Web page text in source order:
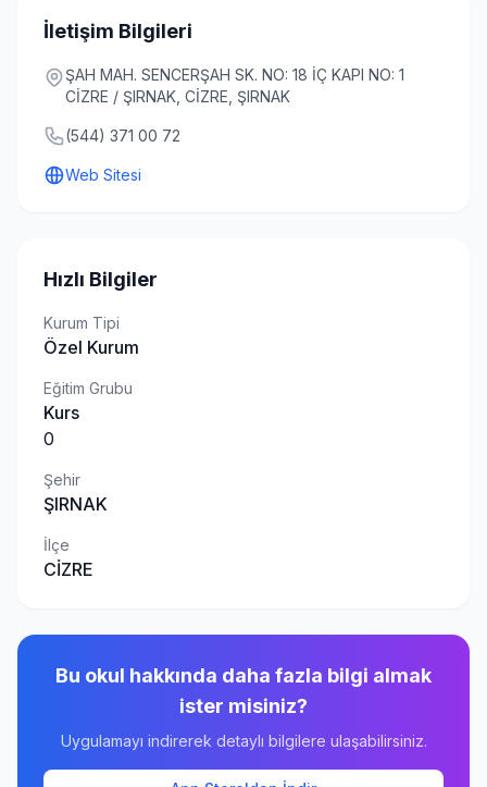
İletişim Bilgileri
ŞAH MAH. SENCERŞAH SK. NO: 18 İÇ KAPI NO: 1
CİZRE / ŞIRNAK, CİZRE, ŞIRNAK
(544) 371 00 72
Web Sitesi
Hızlı Bilgiler
Kurum Tipi
Özel Kurum
Eğitim Grubu
Kurs
0
Şehir
ŞIRNAK
İlçe
CİZRE
Bu okul hakkında daha fazla bilgi almak
ister misiniz?
Uygulamayı indirerek detaylı bilgilere ulaşabilirsiniz.